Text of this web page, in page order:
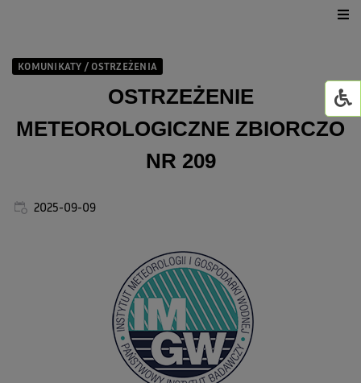
Jednostki organizacyjne
KOMUNIKATY / OSTRZEŻENIA
OSTRZEŻENIE
METEOROLOGICZNE ZBIORCZO
NR 209
2025-09-09